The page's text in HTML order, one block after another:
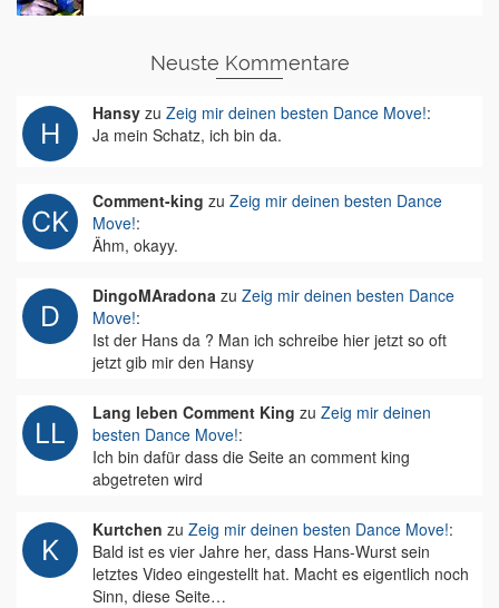
Neuste Kommentare
Hansy zu Zeig mir deinen besten Dance Move!:
Ja mein Schatz, ich bin da.
Comment-king zu Zeig mir deinen besten Dance
Move!:
Ähm, okayy.
DingoMAradona zu Zeig mir deinen besten Dance
Move!:
Ist der Hans da ? Man ich schreibe hier jetzt so oft
jetzt gib mir den Hansy
Lang leben Comment King zu Zeig mir deinen
besten Dance Move!:
Ich bin dafür dass die Seite an comment king
abgetreten wird
Kurtchen zu Zeig mir deinen besten Dance Move!:
Bald ist es vier Jahre her, dass Hans-Wurst sein
letztes Video eingestellt hat. Macht es eigentlich noch
Sinn, diese Seite…